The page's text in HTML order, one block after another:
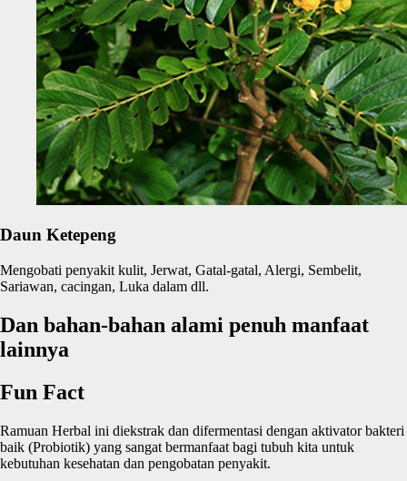
Daun Ketepeng
Mengobati penyakit kulit, Jerwat, Gatal-gatal, Alergi, Sembelit,
Sariawan, cacingan, Luka dalam dll.
Dan bahan-bahan alami penuh manfaat
lainnya
Fun Fact
Ramuan Herbal ini diekstrak dan difermentasi dengan aktivator bakteri
baik (Probiotik) yang sangat bermanfaat bagi tubuh kita untuk
kebutuhan kesehatan dan pengobatan penyakit.